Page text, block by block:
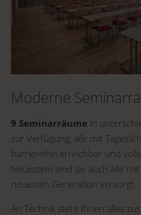
Moderne
9 Seminarräume in
zur Verfügung, alle mit
barrierefrei erreichbar und
Neuestem sind sie auch alle
neuesten Generation versorgt.
An Technik steht Ihnen alles